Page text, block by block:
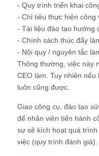
- Quy trình triển khai
- Chỉ tiêu thực hiện công
- Tài liệu đào tạo hướng
- Chính sách thúc đẩy
- Nội quy / nguyên tắc
Thông thường, việc này
CEO làm. Tuy nhiên
luôn cũng được.
Giao công cụ, đào tạo
để nhân viên tiến hành
sự sẽ kích hoạt quá
việc (quy trình đánh giá).